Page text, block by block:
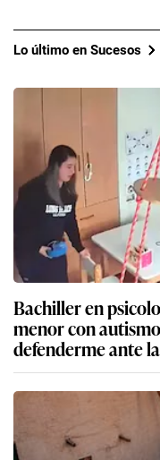
Lo último en Sucesos
Bachiller en
menor con
defenderme ante